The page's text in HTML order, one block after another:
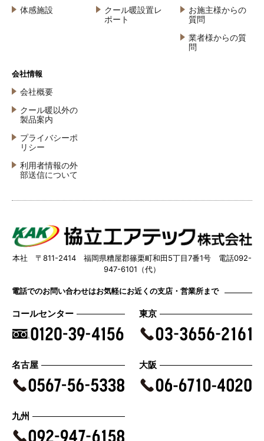
体感施設
クール暖設置レ
ポート
お施主様からの
質問
業者様からの質
問
会社情報
会社概要
クール暖以外の
製品案内
プライバシーポ
リシー
利用者情報の外
部送信について
本社 〒811-2414 福岡県糟屋郡篠栗町和田5丁目7番1号 電話092-
947-6101（代）
電話でのお問い合わせはお気軽にお近くの支店・営業所まで
コールセンター 東京
名古屋 大阪
九州